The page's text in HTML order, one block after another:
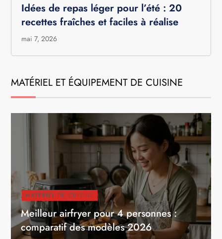
Idées de repas léger pour l’été : 20
recettes fraîches et faciles à réalise
mai 7, 2026
MATÉRIEL ET ÉQUIPEMENT DE CUISINE
MATÉRIEL DE CUISINE
Meilleur airfryer pour 4 personnes :
comparatif des modèles 2026